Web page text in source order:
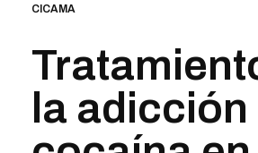
CICAMA
la adicción